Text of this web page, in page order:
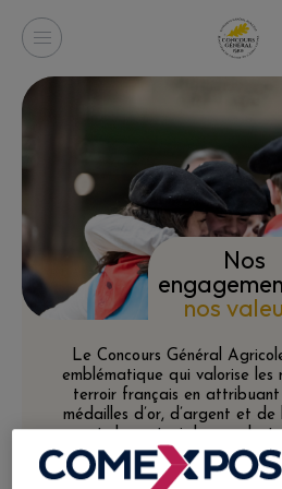
Nos
nos
Le Concours Général
emblématique qui valorise les
terroir français en attribuant
médailles d’or, d’argent et
est de soutenir les
développement
consommateurs des repères